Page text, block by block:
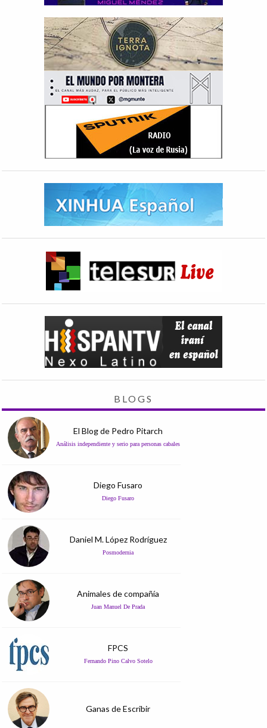
BLOGS
El Blog de Pedro Pitarch
Análisis independiente y serio para personas cabales
Diego Fusaro
Diego Fusaro
Daniel M. López Rodríguez
Posmodernia
Animales de compañía
Juan Manuel De Prada
FPCS
Fernando Pino Calvo Sotelo
Ganas de Escribir